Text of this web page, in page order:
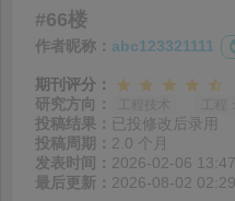
#66楼
作者昵称： abc123321111
期刊评分：
研究方向：
投稿结果： 已投修改后录用
投稿周期： 2.0 个月
发表时间： 2026-02-06
最后更新： 2026-08-02